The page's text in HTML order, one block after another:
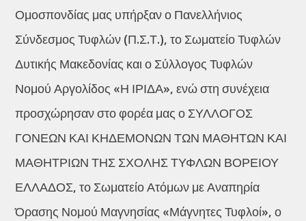
Ομοσπονδίας μας υπήρξαν ο Πανελλήνιος
Σύνδεσμος Τυφλών (Π.Σ.Τ.), το Σωματείο Τυφλών
Δυτικής Μακεδονίας και ο Σύλλογος Τυφλών
Νομού Αργολίδος «Η ΙΡΙΔΑ», ενώ στη συνέχεια
προσχώρησαν στο φορέα μας ο ΣΥΛΛΟΓΟΣ
ΓΟΝΕΩΝ ΚΑΙ ΚΗΔΕΜΟΝΩΝ ΤΩΝ ΜΑΘΗΤΩΝ ΚΑΙ
ΜΑΘΗΤΡΙΩΝ ΤΗΣ ΣΧΟΛΗΣ ΤΥΦΛΩΝ ΒΟΡΕΙΟΥ
ΕΛΛΑΔΟΣ, το Σωματείο Ατόμων με Αναπηρία
Όρασης Νομού Μαγνησίας «Μάγνητες Τυφλοί», ο